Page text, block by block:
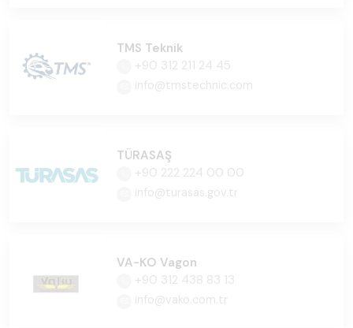
TMS Teknik
+90 312 211 24 45
info@tmstechnic.com
TÜRASAŞ
+90 222 224 00 00
info@turasas.gov.tr
VA-KO Vagon
+90 312 438 83 13
info@vako.com.tr